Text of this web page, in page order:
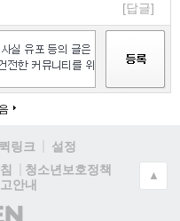
[답글]
퀵링크
설정
청소년보호정책
안내
▲